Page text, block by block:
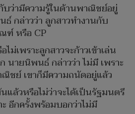
บว่ามีความรู้ในด้านพาณิชย์อยู่
กล่าวว่า ลูกสาวทำงานกับ
ฑ์ หรือ CP
ไม่เพราะลูกสาวจะก้าวเข้าเล่น
นายนิพนธ์ กล่าวว่า ไม่มี เพราะ
ชย์ เขาก็มีความถนัดอยู่แล้ว
แล้วหรือไม่ว่าจะได้เป็นรัฐมนตรี
อีกครั้งพร้อมบอกว่าไม่มี